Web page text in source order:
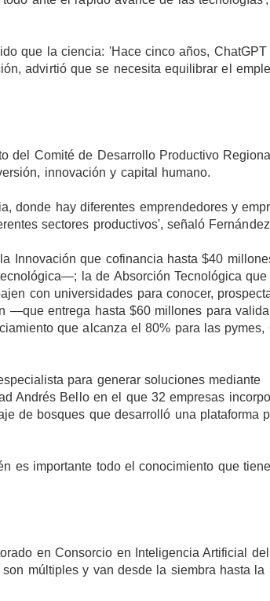
que la ciencia: 'Hace cinco años, ChatGPT
advirtió que se necesita equilibrar el
del Comité de Desarrollo Productivo
innovación y capital humano.
donde hay diferentes emprendedores y
sectores productivos', señaló
Innovación que cofinancia hasta $40
la de Absorción Tecnológica que
con universidades para conocer,
—que entrega hasta $60 millones para
que alcanza el 80% para las pymes,
para generar soluciones mediante
Andrés Bello en el que 32 empresas
de bosques que desarrolló una plataforma
es importante todo el conocimiento que
en Consorcio en Inteligencia Artificial del
múltiples y van desde la siembra hasta la